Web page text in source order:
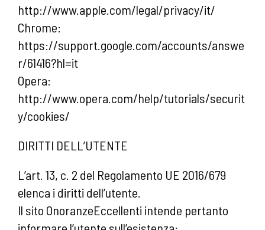
http://www.apple.com/legal/privacy/it/
Chrome:
https://support.google.com/accounts/answe
r/61416?hl=it
Opera:
http://www.opera.com/help/tutorials/securit
y/cookies/
DIRITTI DELL’UTENTE
L’art. 13, c. 2 del Regolamento UE 2016/679
elenca i diritti dell’utente.
Il sito OnoranzeEccellenti intende pertanto